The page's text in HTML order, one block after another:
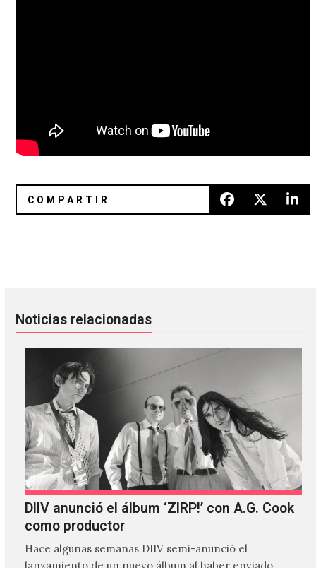
Noticias relacionadas
DIIV anunció el álbum ‘ZIRP!’ con A.G. Cook
como productor
Hace algunas semanas DIIV semi-anunció el